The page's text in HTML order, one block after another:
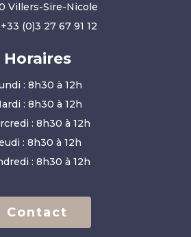
Villers-Sire-Nicole
+33 (0)3 27 67 91 12
Horaires
: 8h30 à 12h
: 8h30 à 12h
: 8h30 à 12h
: 8h30 à 12h
: 8h30 à 12h
Contact